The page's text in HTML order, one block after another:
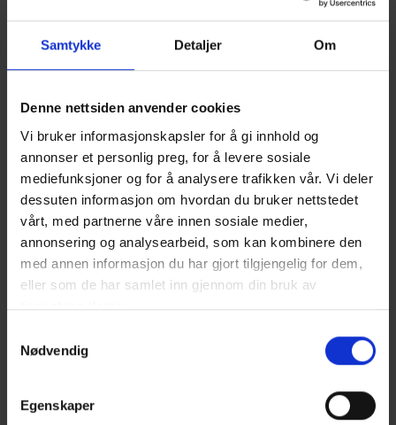
Samtykke Detaljer Om
Denne nettsiden anvender cookies
Vi bruker informasjonskapsler for å gi innhold og
annonser et personlig preg, for å levere sosiale
mediefunksjoner og for å analysere trafikken vår. Vi deler
dessuten informasjon om hvordan du bruker nettstedet
vårt, med partnerne våre innen sosiale medier,
annonsering og analysearbeid, som kan kombinere den
med annen informasjon du har gjort tilgjengelig for dem,
eller som de har samlet inn gjennom din bruk av
tjenestene deres.
Nødvendig
Egenskaper
Bygde drømmehuset som generasjonsbolig
Nærmest på fleip foreslo mor og svigermor å bygge
generasjonsbolig. I dag bor to husholdninger romslig i hver
sin del av huset.
Les saken og se bildene fra huset